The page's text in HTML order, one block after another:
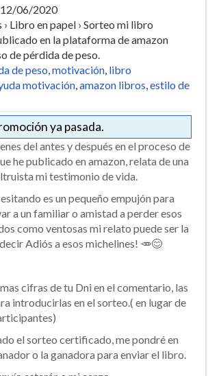
12/06/2020
› Libro en papel › Sorteo mi libro
en la plataforma de amazon
de pérdida de peso.
de peso,motivación, libro
motivación,amazon libros,estilo de
ya pasada.
del antes y después en el proceso de
he publicado en amazon, relata de una
mi testimonio de vida.
es un pequeño empujón para
a un familiar o amistad a perder esos
como ventosas mi relato puede ser la
Adiós a esos michelines! 🥕😊
cifras de tu Dni en el comentario, las
introducirlas en el sorteo.( en lugar de
el sorteo certificado, me pondré en
o la ganadora para enviar el libro.